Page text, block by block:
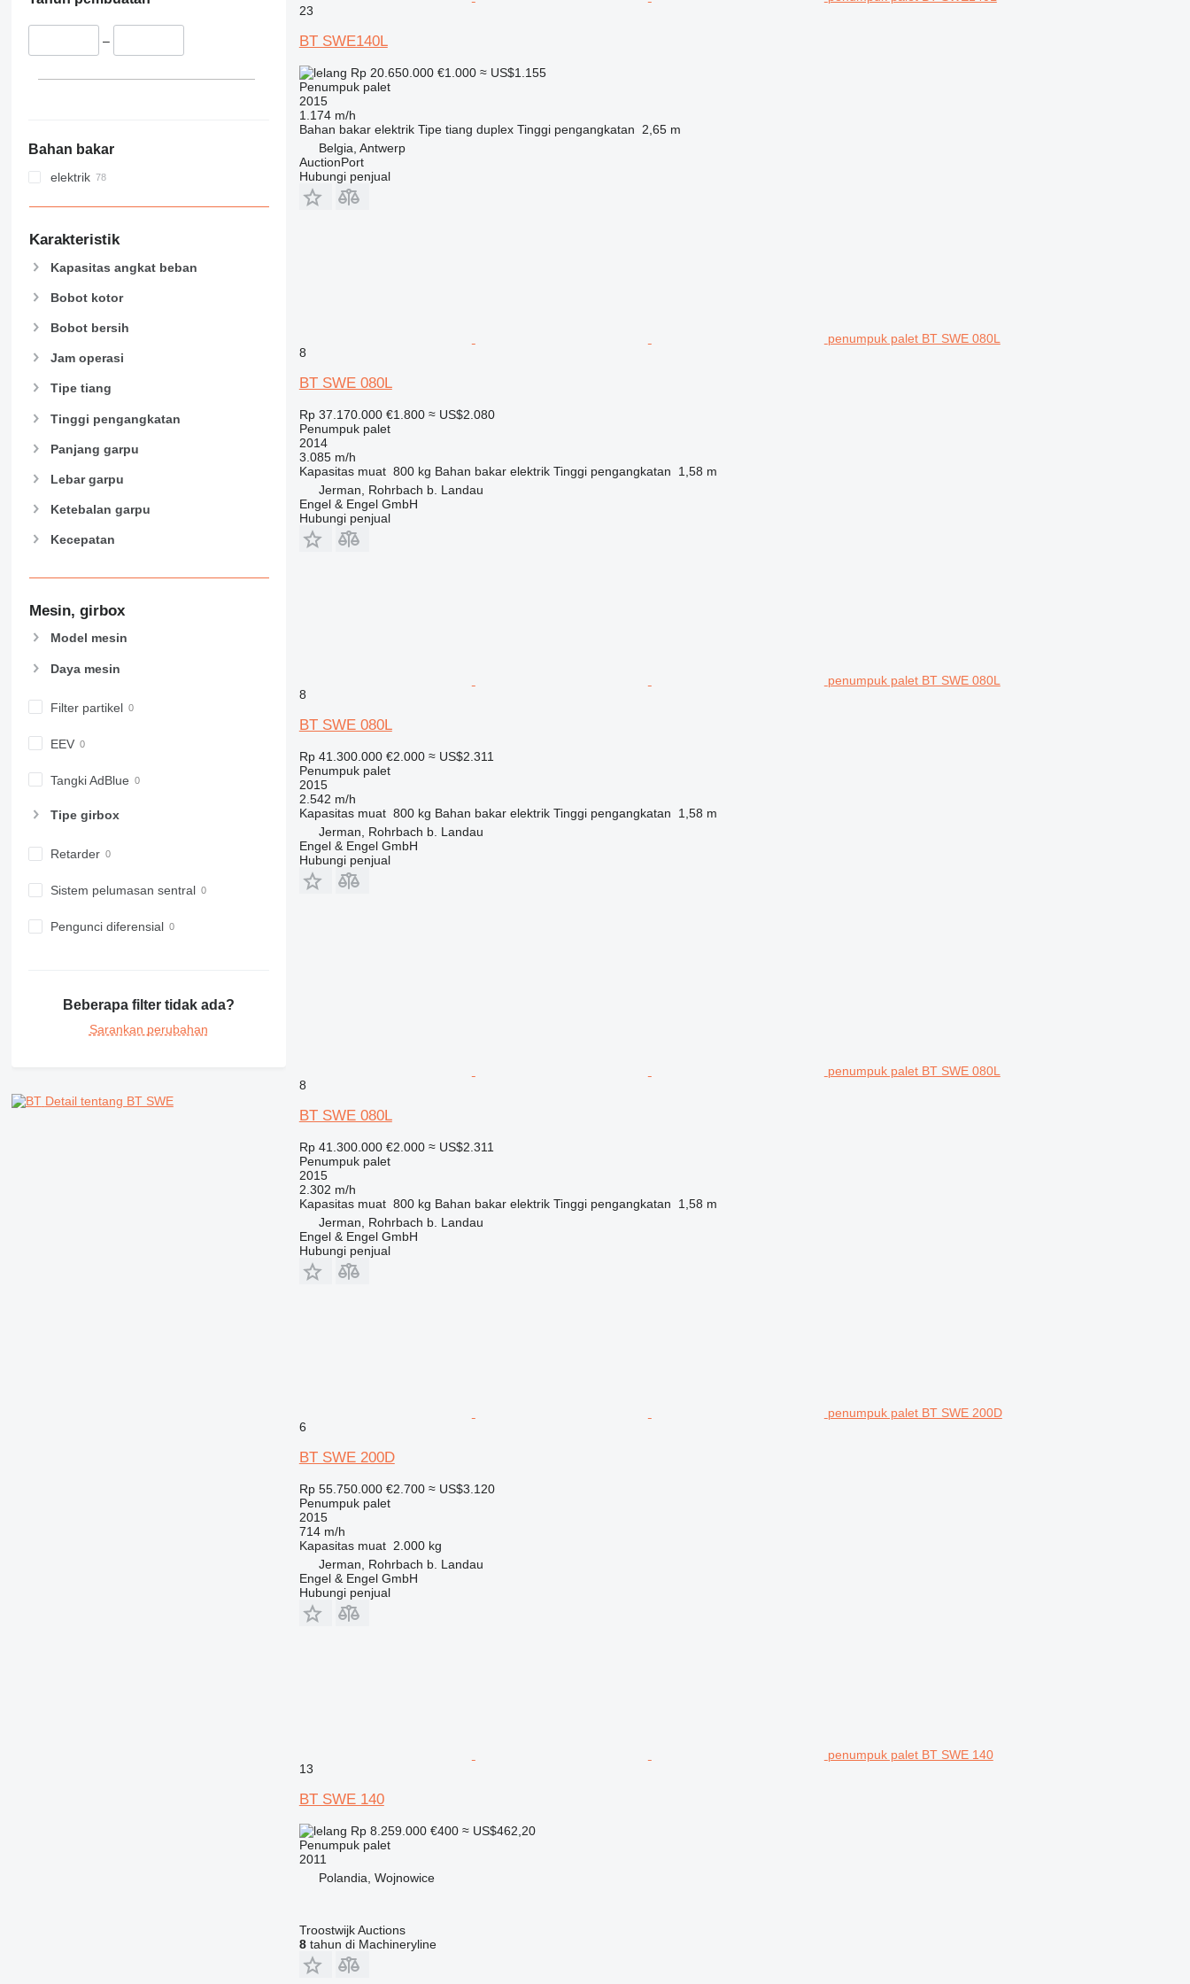
–
Bahan bakar
elektrik
Karakteristik
Kapasitas angkat beban
Bobot kotor
Bobot bersih
Jam operasi
Tipe tiang
Tinggi pengangkatan
Panjang garpu
Lebar garpu
Ketebalan garpu
Kecepatan
Mesin, girbox
Model mesin
Daya mesin
Filter partikel
EEV
Tangki AdBlue
Tipe girbox
Retarder
Sistem pelumasan sentral
Pengunci diferensial
Beberapa filter tidak ada?
Sarankan perubahan
Detail tentang BT SWE
23
BT SWE140L
Rp 20.650.000 €1.000 ≈ US$1.155
Penumpuk palet
2015
1.174 m/h
Bahan bakar elektrik Tipe tiang duplex Tinggi pengangkatan
2,65 m
Belgia, Antwerp
AuctionPort
Hubungi penjual
penumpuk palet BT SWE 080L
8
BT SWE 080L
Rp 37.170.000 €1.800 ≈ US$2.080
Penumpuk palet
2014
3.085 m/h
Kapasitas muat 800 kg Bahan bakar elektrik Tinggi pengangkatan
1,58 m
Jerman, Rohrbach b. Landau
Engel & Engel GmbH
Hubungi penjual
penumpuk palet BT SWE 080L
8
BT SWE 080L
Rp 41.300.000 €2.000 ≈ US$2.311
Penumpuk palet
2015
2.542 m/h
Kapasitas muat 800 kg Bahan bakar elektrik Tinggi pengangkatan
1,58 m
Jerman, Rohrbach b. Landau
Engel & Engel GmbH
Hubungi penjual
penumpuk palet BT SWE 080L
8
BT SWE 080L
Rp 41.300.000 €2.000 ≈ US$2.311
Penumpuk palet
2015
2.302 m/h
Kapasitas muat 800 kg Bahan bakar elektrik Tinggi pengangkatan
1,58 m
Jerman, Rohrbach b. Landau
Engel & Engel GmbH
Hubungi penjual
penumpuk palet BT SWE 200D
6
BT SWE 200D
Rp 55.750.000 €2.700 ≈ US$3.120
Penumpuk palet
2015
714 m/h
Kapasitas muat 2.000 kg
Jerman, Rohrbach b. Landau
Engel & Engel GmbH
Hubungi penjual
penumpuk palet BT SWE 140
13
BT SWE 140
Rp 8.259.000 €400 ≈ US$462,20
Penumpuk palet
2011
Polandia, Wojnowice
Troostwijk Auctions
8tahun di Machineryline